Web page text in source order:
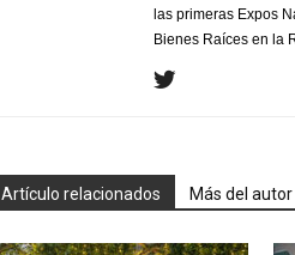
las primeras Expos
Bienes Raíces en la
Artículo relacionados Más del autor